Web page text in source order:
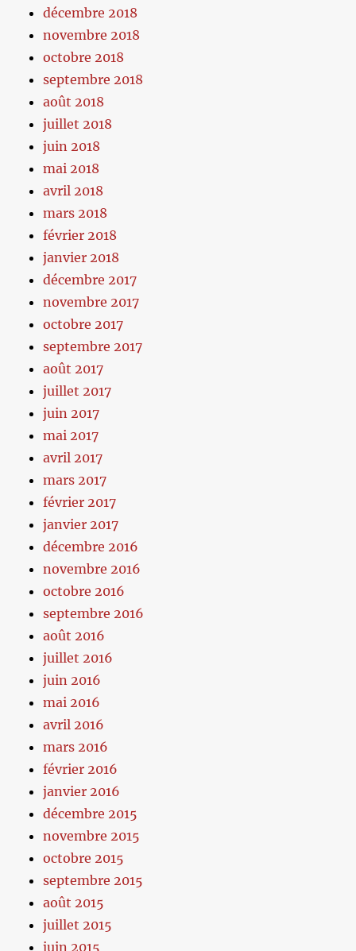
décembre 2018
novembre 2018
octobre 2018
septembre 2018
août 2018
juillet 2018
juin 2018
mai 2018
avril 2018
mars 2018
février 2018
janvier 2018
décembre 2017
novembre 2017
octobre 2017
septembre 2017
août 2017
juillet 2017
juin 2017
mai 2017
avril 2017
mars 2017
février 2017
janvier 2017
décembre 2016
novembre 2016
octobre 2016
septembre 2016
août 2016
juillet 2016
juin 2016
mai 2016
avril 2016
mars 2016
février 2016
janvier 2016
décembre 2015
novembre 2015
octobre 2015
septembre 2015
août 2015
juillet 2015
juin 2015